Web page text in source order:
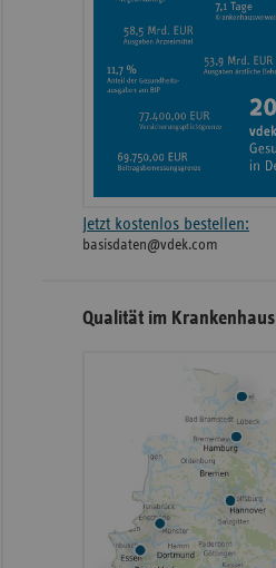
Jetzt kostenlos bestellen:
basisdaten@vdek.com
Qualität im Krankenhaus